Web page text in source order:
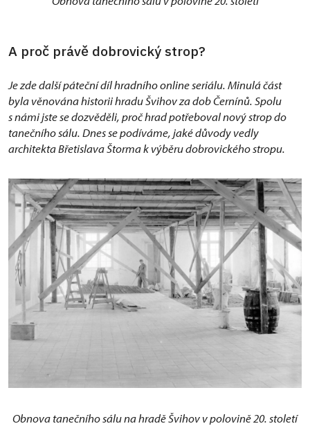
A proč právě dobrovický strop?
Je zde další páteční díl hradního online seriálu. Minulá část
byla věnována historii hradu Švihov za dob Černínů. Spolu
s námi jste se dozvěděli, proč hrad potřeboval nový strop do
tanečního sálu. Dnes se podíváme, jaké důvody vedly
architekta Břetislava Štorma k výběru dobrovického stropu.
Obnova tanečního sálu na hradě Švihov v polovině 20. století